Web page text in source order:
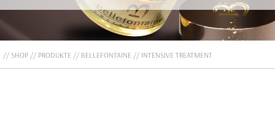
SHOP PRODUKTE BELLEFONTAINE INTENSIVE TREATMENT